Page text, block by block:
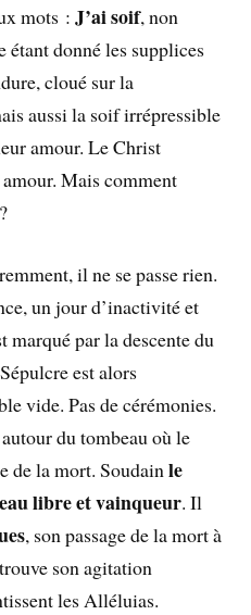
mots :J’ai soif, non
étant donné les supplices
cloué sur la
soif irrépressible
amour. Le Christ
Mais comment
Amour ?
il ne se passe rien.
un jour d’inactivité et
marqué par la descente du
est alors
vide. Pas de cérémonies.
du tombeau où le
de la mort. Soudainle
libre et vainqueur. Il
, son passage de la mort à
son agitation
les Alléluias.